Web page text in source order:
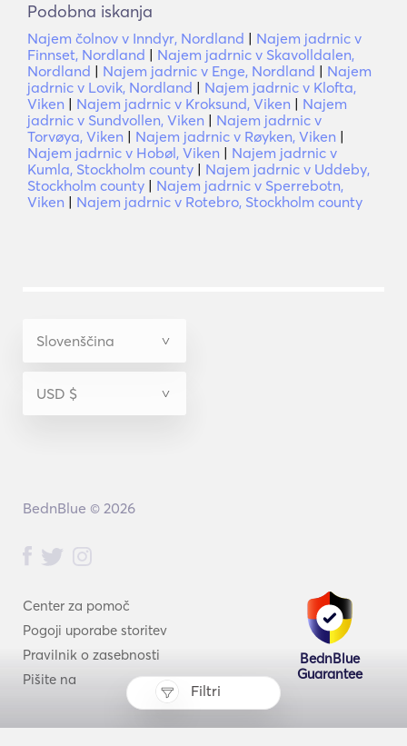
Filtri
Podobna iskanja
Najem čolnov v Inndyr, Nordland | Najem jadrnic v
Finnset, Nordland | Najem jadrnic v Skavolldalen,
Nordland | Najem jadrnic v Enge, Nordland | Najem
jadrnic v Lovik, Nordland | Najem jadrnic v Klofta,
Viken | Najem jadrnic v Kroksund, Viken | Najem
jadrnic v Sundvollen, Viken | Najem jadrnic v
Torvøya, Viken | Najem jadrnic v Røyken, Viken |
Najem jadrnic v Hobøl, Viken | Najem jadrnic v
Kumla, Stockholm county | Najem jadrnic v Uddeby,
Stockholm county | Najem jadrnic v Sperrebotn,
Viken | Najem jadrnic v Rotebro, Stockholm county
Center za pomoč
Pogoji uporabe storitev
Pravilnik o zasebnosti
Pišite na
BednBlue
Guarantee
BednBlue © 2026